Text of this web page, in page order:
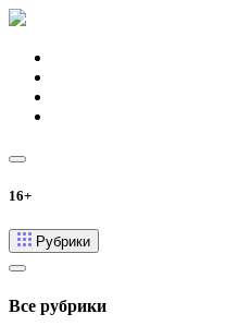
16+
Рубрики
Все рубрики